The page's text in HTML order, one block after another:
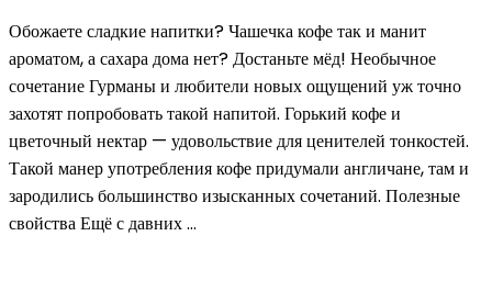
Обожаете сладкие напитки? Чашечка кофе так и манит
ароматом, а сахара дома нет? Достаньте мёд! Необычное
сочетание Гурманы и любители новых ощущений уж точно
захотят попробовать такой напитой. Горький кофе и
цветочный нектар — удовольствие для ценителей тонкостей.
Такой манер употребления кофе придумали англичане, там и
зародились большинство изысканных сочетаний. Полезные
свойства Ещё с давних …